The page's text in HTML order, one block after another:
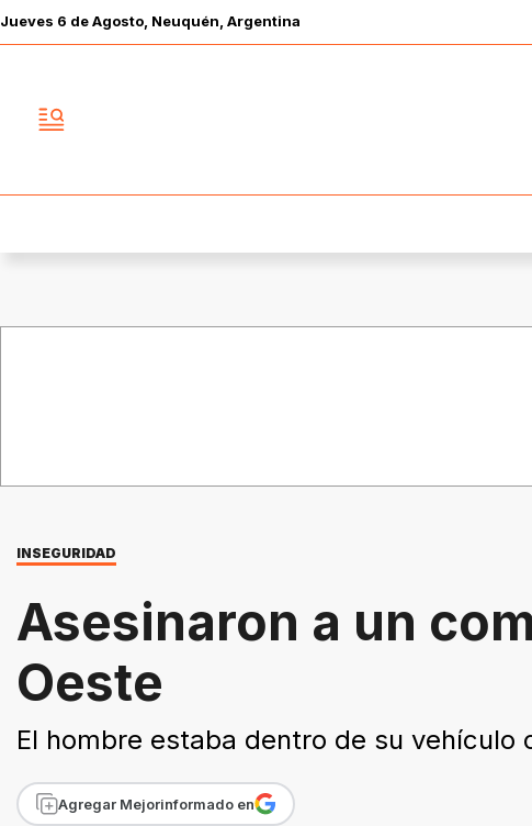
Jueves 6 deAgosto , Neuquén, Argentina
INSEGURIDAD
Asesinaron a un
Oeste
El hombre estaba dentro de su vehículo
Agregar Mejorinformado en